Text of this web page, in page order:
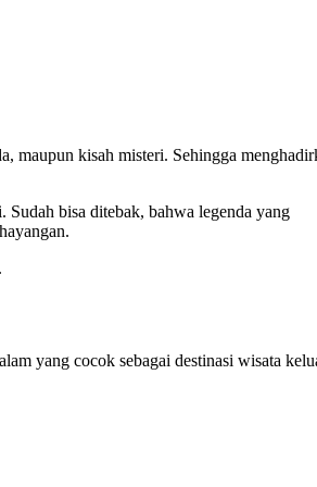
maupun kisah misteri. Sehingga
bisa ditebak, bahwa legenda yang
yang cocok sebagai destinasi wisata